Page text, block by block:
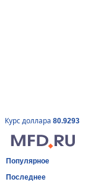
Курс доллара 80.9293
Популярное
Последнее